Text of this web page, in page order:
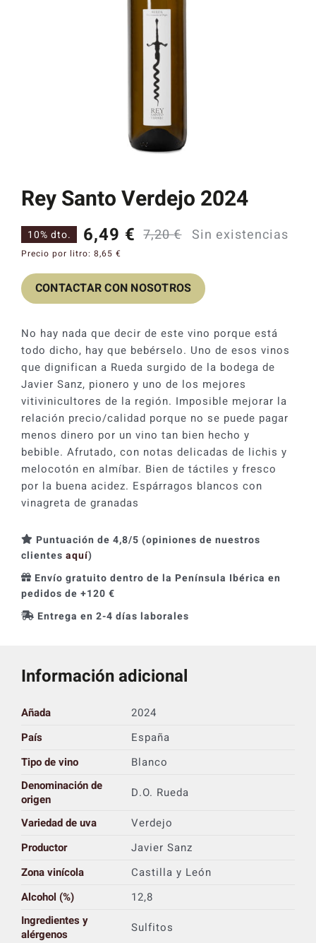
Rey Santo Verdejo 2024
7,20€ El
precio
original
7,20 €.
6,49 €
El
precio
actual
6,49 €.
10% dto. Sin existencias
Precio por litro: 8,65 €
CONTACTAR CON NOSOTROS
No hay nada que decir de este vino porque está
todo dicho, hay que bebérselo. Uno de esos vinos
que dignifican a Rueda surgido de la bodega de
Javier Sanz, pionero y uno de los mejores
vitivinicultores de la región. Imposible mejorar la
relación precio/calidad porque no se puede pagar
menos dinero por un vino tan bien hecho y
bebible. Afrutado, con notas delicadas de lichis y
melocotón en almíbar. Bien de táctiles y fresco
por la buena acidez. Espárragos blancos con
vinagreta de granadas
Puntuación de 4,8/5 (opiniones de nuestros
clientes aquí)
Envío gratuito dentro de la Península Ibérica en
pedidos de +120 €
Entrega en 2-4 días laborales
Información adicional
Añada
2024
País
España
Tipo de vino
Blanco
Denominación de
origen
D.O. Rueda
Variedad de uva
Verdejo
Productor
Javier Sanz
Zona vinícola
Castilla y León
Alcohol (%)
12,8
Ingredientes y
alérgenos
Sulfitos